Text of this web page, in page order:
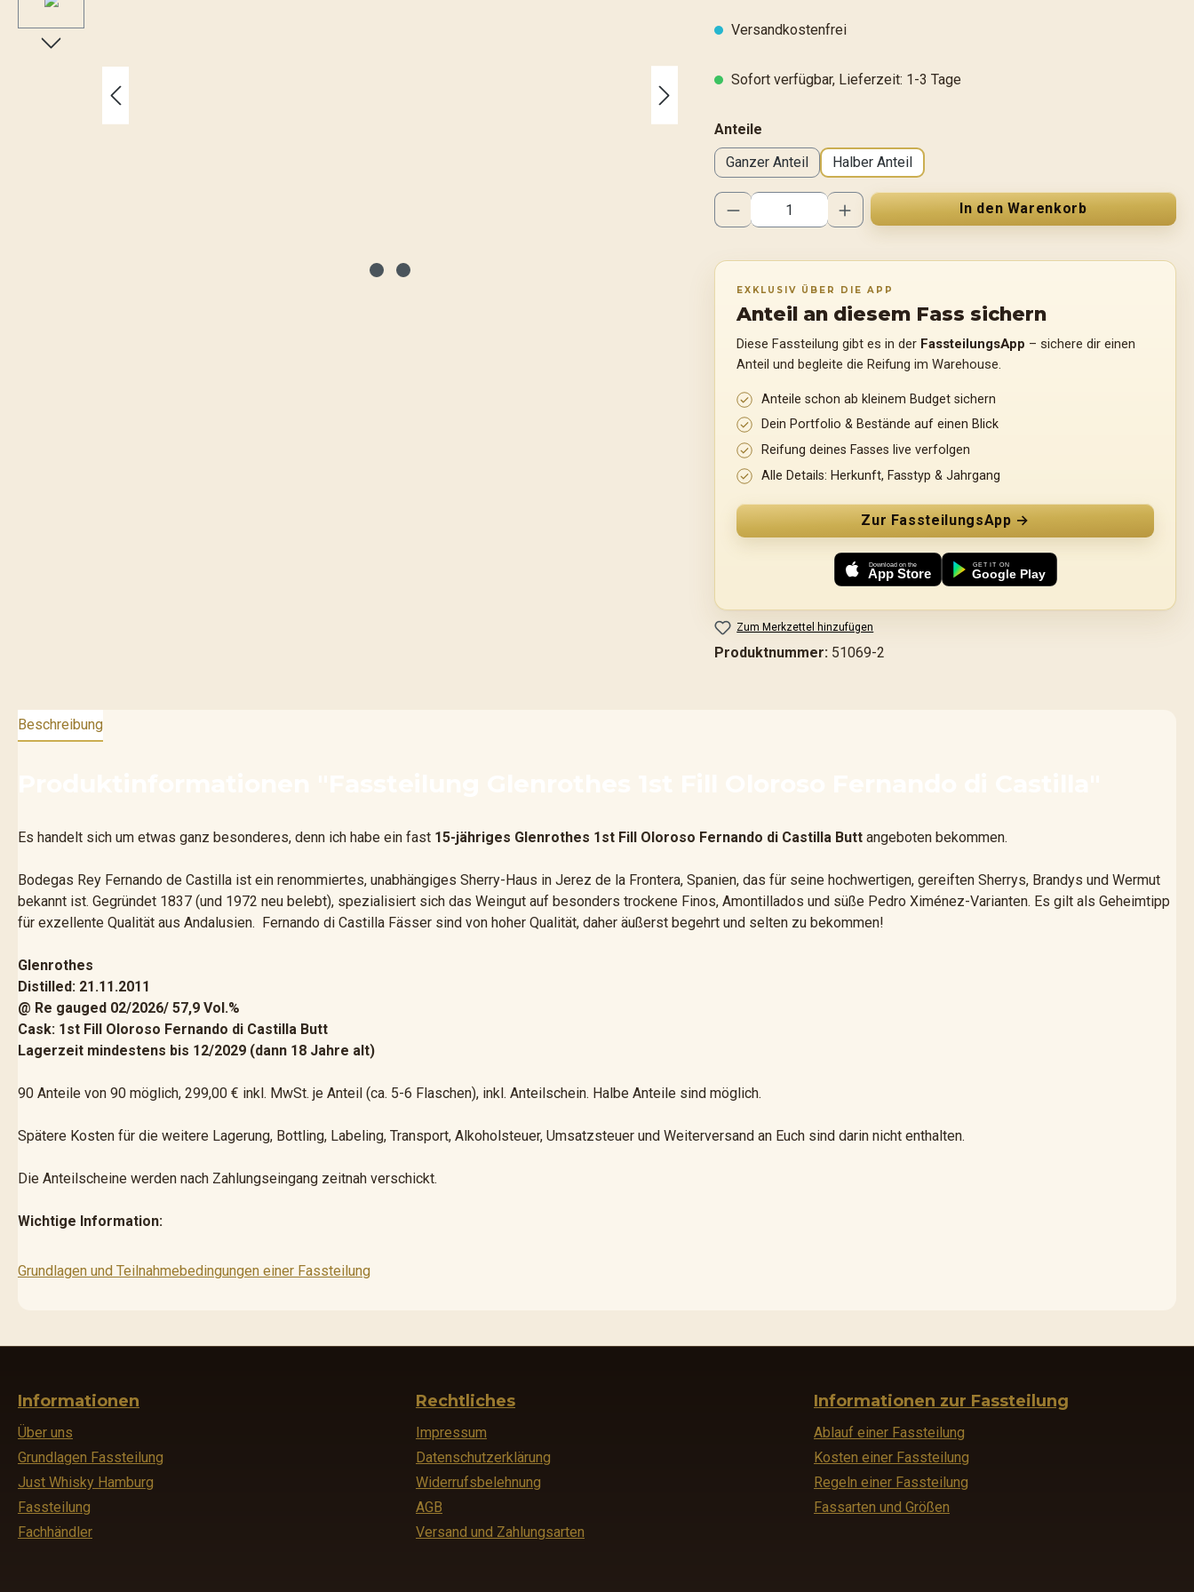
Versandkostenfrei
Sofort verfügbar, Lieferzeit: 1-3 Tage
Anteile
Ganzer Anteil
Halber Anteil
Produkt Anzahl: Gib den gewünschten Wert ein
In den Warenkorb
EXKLUSIV ÜBER DIE APP
Anteil an diesem Fass sichern
Diese Fassteilung gibt es in der FassteilungsApp – sichere dir einen
Anteil und begleite die Reifung im Warehouse.
Anteile schon ab kleinem Budget sichern
Dein Portfolio & Bestände auf einen Blick
Reifung deines Fasses live verfolgen
Alle Details: Herkunft, Fasstyp & Jahrgang
Zur FassteilungsApp →
Download on the App Store
Jetzt bei Google Play
Zum Merkzettel hinzufügen
Produktnummer: 51069-2
Beschreibung
Es handelt sich um etwas ganz besonderes, denn ich habe ein fast 15-jähriges Glenrothes 1st Fill Oloroso Fernando di Castilla Butt angeboten bekommen.
Bodegas Rey Fernando de Castilla ist ein renommiertes, unabhängiges Sherry-Haus in Jerez de la Frontera, Spanien, das für seine hochwertigen, gereiften Sherrys, Brandys und Wermut
bekannt ist. Gegründet 1837 (und 1972 neu belebt), spezialisiert sich das Weingut auf besonders trockene Finos, Amontillados und süße Pedro Ximénez-Varianten. Es gilt als Geheimtipp
für exzellente Qualität aus Andalusien. Fernando di Castilla Fässer sind von hoher Qualität, daher äußerst begehrt und selten zu bekommen!
Glenrothes
Distilled: 21.11.2011
@ Re gauged 02/2026/ 57,9 Vol.%
Cask: 1st Fill Oloroso Fernando di Castilla Butt
Lagerzeit mindestens bis 12/2029 (dann 18 Jahre alt)
90 Anteile von 90 möglich, 299,00 € inkl. MwSt. je Anteil (ca. 5-6 Flaschen), inkl. Anteilschein. Halbe Anteile sind möglich.
Spätere Kosten für die weitere Lagerung, Bottling, Labeling, Transport, Alkoholsteuer, Umsatzsteuer und Weiterversand an Euch sind darin nicht enthalten.
Die Anteilscheine werden nach Zahlungseingang zeitnah verschickt.
Wichtige Information:
Grundlagen und Teilnahmebedingungen einer Fassteilung
Informationen
Über uns
Grundlagen Fassteilung
Just Whisky Hamburg
Fassteilung
Fachhändler
Rechtliches
Impressum
Datenschutzerklärung
Widerrufsbelehnung
AGB
Versand und Zahlungsarten
Informationen zur Fassteilung
Ablauf einer Fassteilung
Kosten einer Fassteilung
Regeln einer Fassteilung
Fassarten und Größen